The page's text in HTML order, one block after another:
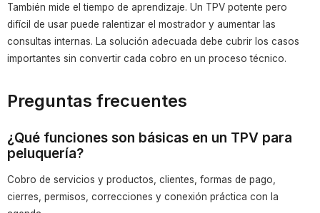
También mide el tiempo de aprendizaje. Un TPV potente pero
difícil de usar puede ralentizar el mostrador y aumentar las
consultas internas. La solución adecuada debe cubrir los casos
importantes sin convertir cada cobro en un proceso técnico.
Preguntas frecuentes
¿Qué funciones son básicas en un TPV para
peluquería?
Cobro de servicios y productos, clientes, formas de pago,
cierres, permisos, correcciones y conexión práctica con la